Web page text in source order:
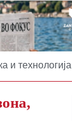
и технологија